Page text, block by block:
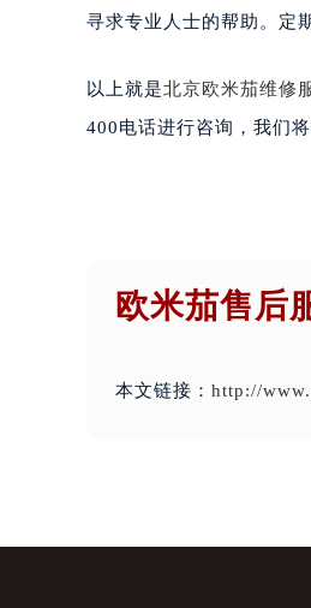
寻求专业人士的帮助。定
以上就是北京欧米茄维修
400电话进行咨询，我们将
欧米茄售后
本文链接： http://